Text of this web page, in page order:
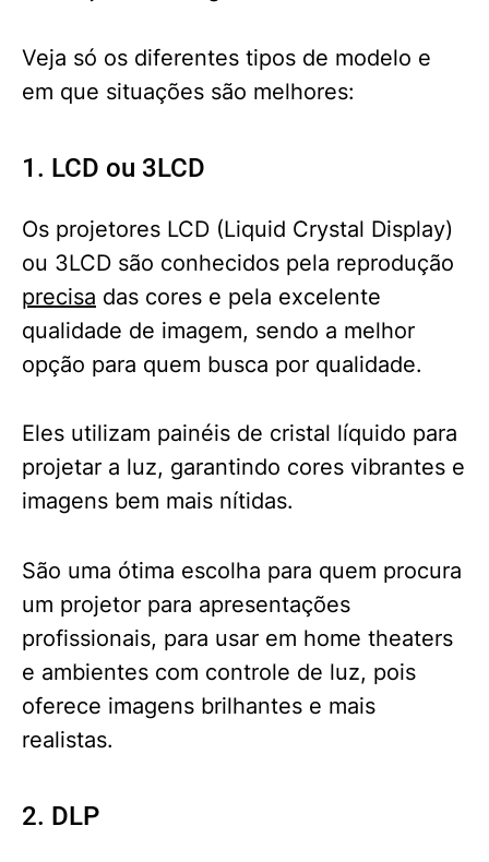
Veja só os diferentes tipos de modelo e
em que situações são melhores:
1. LCD ou 3LCD
Os projetores LCD (Liquid Crystal Display)
ou 3LCD são conhecidos pela reprodução
precisa das cores e pela excelente
qualidade de imagem, sendo a melhor
opção para quem busca por qualidade.
Eles utilizam painéis de cristal líquido para
projetar a luz, garantindo cores vibrantes e
imagens bem mais nítidas.
São uma ótima escolha para quem procura
um projetor para apresentações
profissionais, para usar em home theaters
e ambientes com controle de luz, pois
oferece imagens brilhantes e mais
realistas.
2. DLP